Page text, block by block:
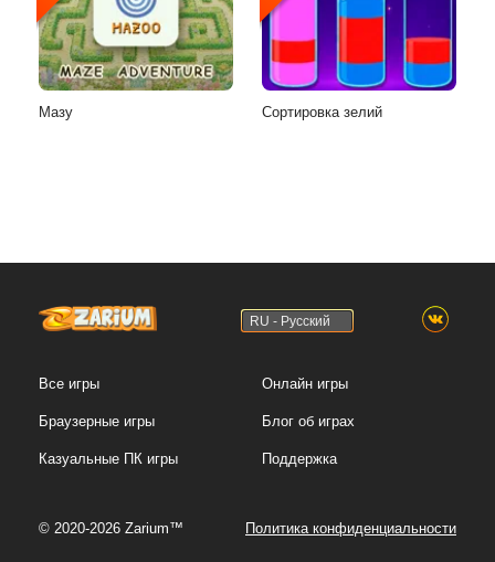
Мазу Сортировка зелий
RU - Русский
Все игры
Браузерные игры
Казуальные ПК игры
Онлайн игры
Блог об играх
Поддержка
© 2020-2026 Zarium™ Политика конфиденциальности